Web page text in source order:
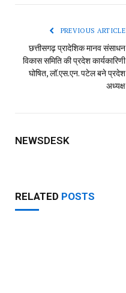
PREVIOUS ARTICLE
छत्तीसगढ़ प्रादेशिक मानव संसाधन
विकास समिति की प्रदेश कार्यकारिणी
घोषित, लॉ.एस.एन. पटेल बने प्रदेश
अध्यक्ष
NEWSDESK
RELATED POSTS